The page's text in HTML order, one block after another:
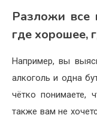
Разложи
где хорошее,
Например, вы
алкоголь и одна
чётко понимаете,
также вам не